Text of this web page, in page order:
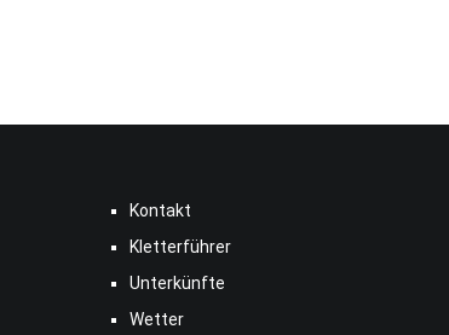
Kontakt
Kletterführer
Unterkünfte
Wetter